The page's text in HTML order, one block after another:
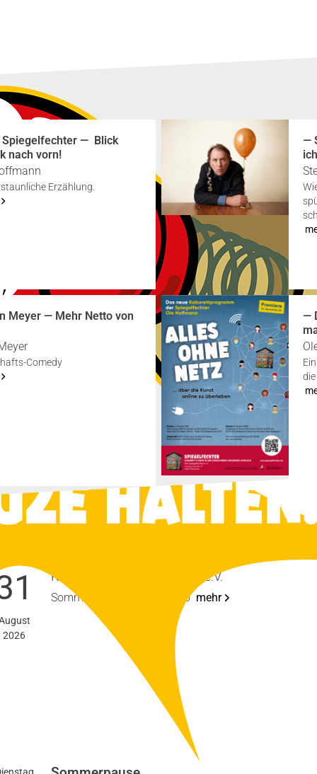
Spie­gel­fech­ter — Blick
nach vorn!
Erzäh­lung.
—
Mey­er — Mehr Net­to von
Come­­dy
—
2026
Kaba­rett Die Spie­gel­fech­ter e.V.
Som­mer­fri­sche bis 16.10.26 mehr